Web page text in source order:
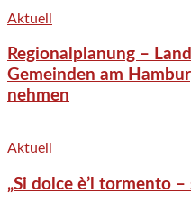
Aktuell
Regionalplanung –
Gemeinden am
nehmen
Aktuell
„Si dolce è’l tormento